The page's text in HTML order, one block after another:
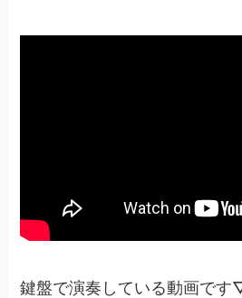
鍵盤で演奏している動画です